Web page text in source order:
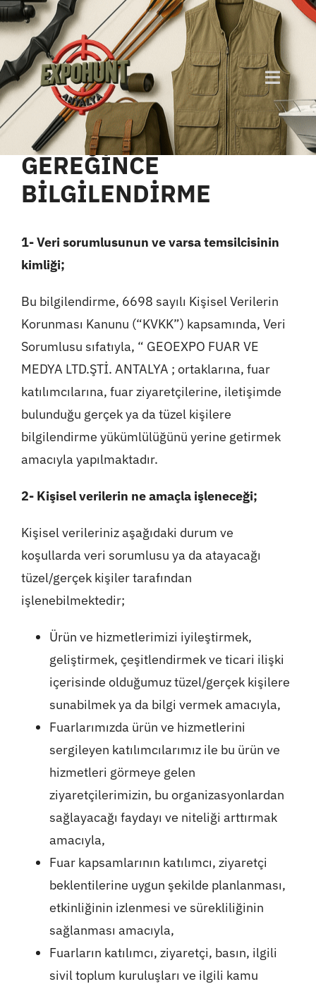
Skip
to
content
Toggle
Hakkımızda
Neden Expo Hunt ?
Etkinlik Programı
Medya
İletişim
6698 SAYILI KİŞİSEL
VERİLERİN
KORUNMASI KANUNU
GEREĞİNCE
BİLGİLENDİRME
1- Veri sorumlusunun ve varsa temsilcisinin
kimliği;
Bu bilgilendirme, 6698 sayılı Kişisel Verilerin
Korunması Kanunu (“KVKK”) kapsamında, Veri
Sorumlusu sıfatıyla, “ GEOEXPO FUAR VE
MEDYA LTD.ŞTİ. ANTALYA ; ortaklarına, fuar
katılımcılarına, fuar ziyaretçilerine, iletişimde
bulunduğu gerçek ya da tüzel kişilere
bilgilendirme yükümlülüğünü yerine getirmek
amacıyla yapılmaktadır.
2- Kişisel verilerin ne amaçla işleneceği;
Kişisel verileriniz aşağıdaki durum ve
koşullarda veri sorumlusu ya da atayacağı
tüzel/gerçek kişiler tarafından
işlenebilmektedir;
Ürün ve hizmetlerimizi iyileştirmek,
geliştirmek, çeşitlendirmek ve ticari ilişki
içerisinde olduğumuz tüzel/gerçek kişilere
sunabilmek ya da bilgi vermek amacıyla,
Fuarlarımızda ürün ve hizmetlerini
sergileyen katılımcılarımız ile bu ürün ve
hizmetleri görmeye gelen
ziyaretçilerimizin, bu organizasyonlardan
sağlayacağı faydayı ve niteliği arttırmak
amacıyla,
Fuar kapsamlarının katılımcı, ziyaretçi
beklentilerine uygun şekilde planlanması,
etkinliğinin izlenmesi ve sürekliliğinin
sağlanması amacıyla,
Fuarların katılımcı, ziyaretçi, basın, ilgili
sivil toplum kuruluşları ve ilgili kamu